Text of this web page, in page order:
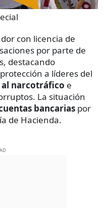
con licencia de
por parte de
destacando
a líderes del
narcotráfico e
La situación
bancarias por
de Hacienda.